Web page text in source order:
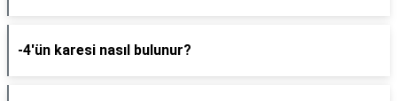
-4'ün karesi nasıl bulunur?